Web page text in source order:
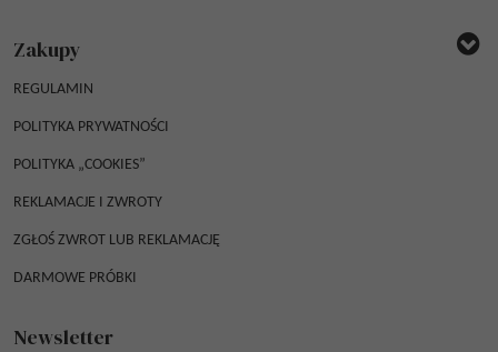
Zakupy
REGULAMIN
POLITYKA PRYWATNOŚCI
POLITYKA „COOKIES”
REKLAMACJE I ZWROTY
ZGŁOŚ ZWROT LUB REKLAMACJĘ
DARMOWE PRÓBKI
Newsletter